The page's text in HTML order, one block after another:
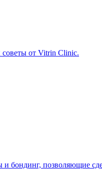
советы от Vitrin Clinic.
и бондинг, позволяющие